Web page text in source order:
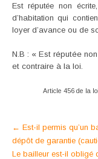
Est réputée non
d’habitation qui
loyer d’avance ou de
N.B : « Est réputée
et contraire à la loi.
Article 456 de la
Post
navigation
← Est-il permis qu’un
dépôt de garantie
Le bailleur est-il obligé